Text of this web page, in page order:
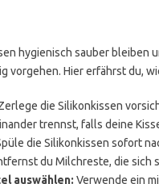
hygienisch sauber bleiben
vorgehen. Hier erfährst du,
die Silikonkissen
trennst, falls deine
die Silikonkissen sofort
du Milchreste, die
auswählen: Verwende ein